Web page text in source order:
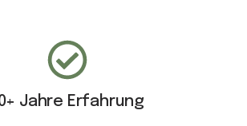
Jahre Erfahrung